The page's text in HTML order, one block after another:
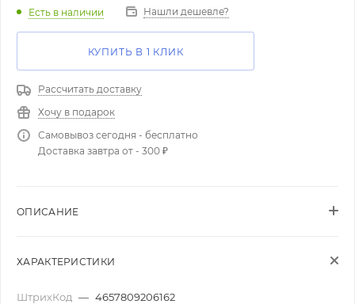
Есть в наличии Нашли дешевле?
КУПИТЬ В 1 КЛИК
Рассчитать доставку
Хочу в подарок
Самовывоз сегодня - бесплатно
Доставка завтра от - 300 ₽
ОПИСАНИЕ
ХАРАКТЕРИСТИКИ
ШтрихКод — 4657809206162